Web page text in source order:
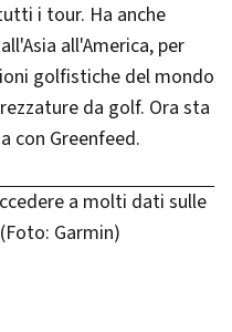
i tour. Ha anche
all'America, per
golfistiche del mondo
da golf. Ora sta
con Greenfeed.
a molti dati sulle
Garmin)